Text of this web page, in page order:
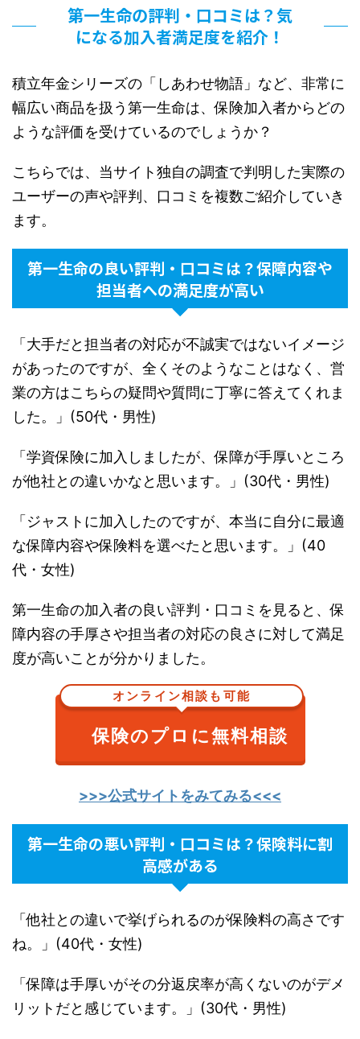
第一生命の評判・口コミは？気
になる加入者満足度を紹介！
積立年金シリーズの「しあわせ物語」など、非常に
幅広い商品を扱う第一生命は、保険加入者からどの
ような評価を受けているのでしょうか？
こちらでは、当サイト独自の調査で判明した実際の
ユーザーの声や評判、口コミを複数ご紹介していき
ます。
第一生命の良い評判・口コミは？保障内容や
担当者への満足度が高い
「大手だと担当者の対応が不誠実ではないイメージ
があったのですが、全くそのようなことはなく、営
業の方はこちらの疑問や質問に丁寧に答えてくれま
した。」(50代・男性)
「学資保険に加入しましたが、保障が手厚いところ
が他社との違いかなと思います。」(30代・男性)
「ジャストに加入したのですが、本当に自分に最適
な保障内容や保険料を選べたと思います。」(40
代・女性)
第一生命の加入者の良い評判・口コミを見ると、保
障内容の手厚さや担当者の対応の良さに対して満足
度が高いことが分かりました。
オンライン相談も可能
保険のプロに無料相談
>>>公式サイトをみてみる<<<
第一生命の悪い評判・口コミは？保険料に割
高感がある
「他社との違いで挙げられるのが保険料の高さです
ね。」(40代・女性)
「保障は手厚いがその分返戻率が高くないのがデメ
リットだと感じています。」(30代・男性)